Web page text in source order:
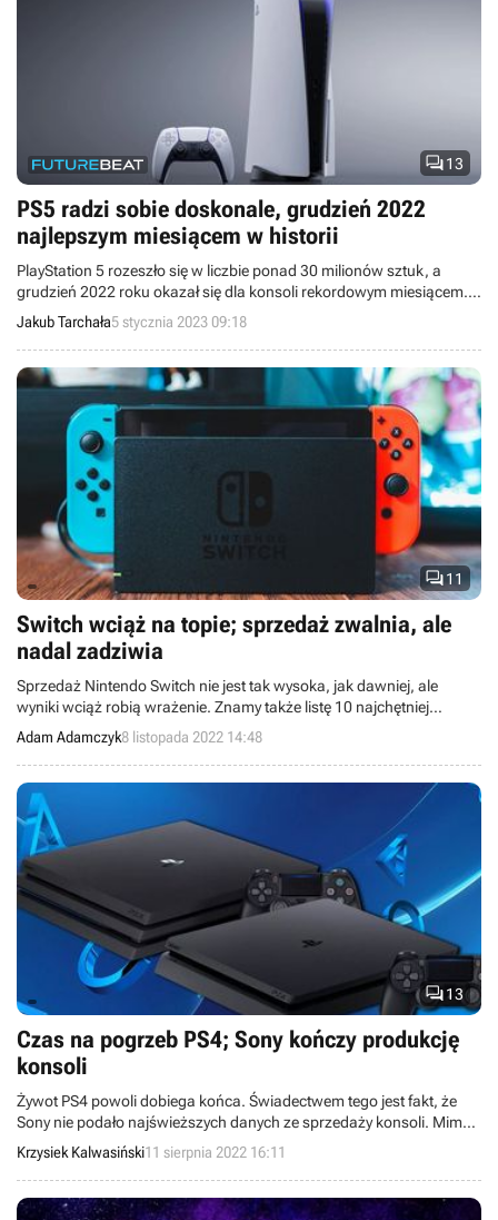
13
PS5 radzi sobie doskonale, grudzień 2022
najlepszym miesiącem w historii
PlayStation 5 rozeszło się w liczbie ponad 30 milionów sztuk, a
grudzień 2022 roku okazał się dla konsoli rekordowym miesiącem.
W efekcie PS5 dorównuje PS4 pod względem sprzedaży w
analogicznym okresie od chwili premiery.
Jakub Tarchała5 stycznia 2023 09:18
11
Switch wciąż na topie; sprzedaż zwalnia, ale
nadal zadziwia
Sprzedaż Nintendo Switch nie jest tak wysoka, jak dawniej, ale
wyniki wciąż robią wrażenie. Znamy także listę 10 najchętniej
kupowanych gier na tę konsolę.
Adam Adamczyk8 listopada 2022 14:48
13
Czas na pogrzeb PS4; Sony kończy produkcję
konsoli
Żywot PS4 powoli dobiega końca. Świadectwem tego jest fakt, że
Sony nie podało najświeższych danych ze sprzedaży konsoli. Mimo
wszystko ostateczny wynik i tak robi bardzo pozytywne wrażenie.
Krzysiek Kalwasiński11 sierpnia 2022 16:11